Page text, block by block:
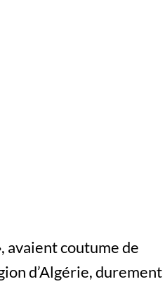
avaient coutume de
d’Algérie, durement